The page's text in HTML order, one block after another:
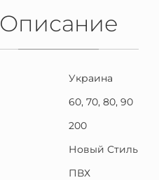
Описание
Украина
60, 70, 80, 90
200
Новый Стиль
ПВХ